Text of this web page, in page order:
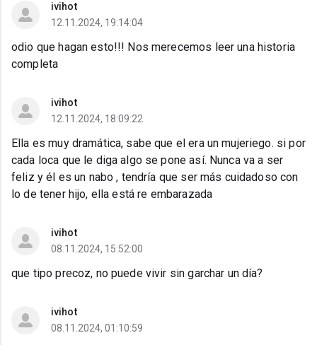
ivihot
12.11.2024, 19:14:04
odio que hagan esto!!! Nos merecemos leer una historia
completa
ivihot
12.11.2024, 18:09:22
Ella es muy dramática, sabe que el era un mujeriego. si por
cada loca que le diga algo se pone así. Nunca va a ser
feliz y él es un nabo , tendría que ser más cuidadoso con
lo de tener hijo, ella está re embarazada
ivihot
08.11.2024, 15:52:00
que tipo precoz, no puede vivir sin garchar un día?
ivihot
08.11.2024, 01:10:59